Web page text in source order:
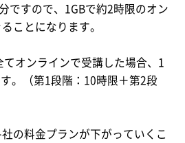
ですので、1GBで約2時限のオン
ことになります。
オンラインで受講した場合、1
。（第1段階：10時限＋第2段
の料金プランが下がっていくこ